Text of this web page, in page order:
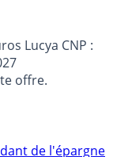
Lucya CNP :
offre.
de l'épargne